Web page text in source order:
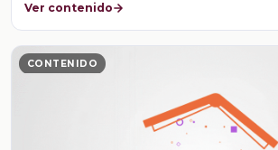
Ver contenido
CONTENIDO